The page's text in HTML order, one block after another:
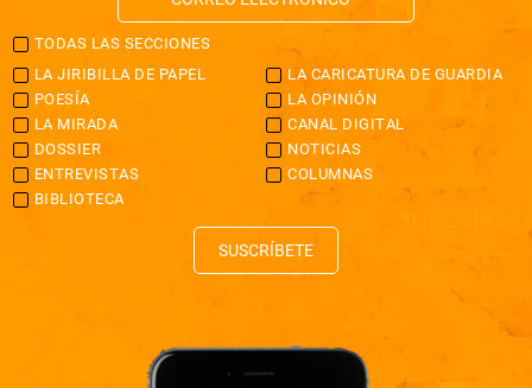
TODAS LAS SECCIONES
LA JIRIBILLA DE PAPEL
LA CARICATURA DE GUARDIA
POESÍA
LA OPINIÓN
LA MIRADA
CANAL DIGITAL
DOSSIER
NOTICIAS
ENTREVISTAS
COLUMNAS
BIBLIOTECA
SUSCRÍBETE